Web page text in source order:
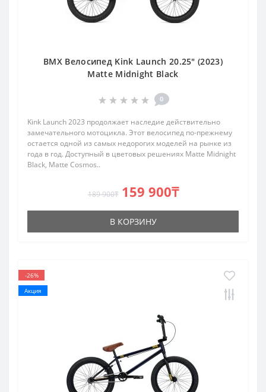
BMX Велосипед Kink Launch 20.25" (2023)
Matte Midnight Black
0
Kink Launch 2023 продолжает наследие действительно
замечательного мотоцикла. Этот велосипед по-прежнему
остается одной из самых недорогих моделей на рынке из
года в год. Доступный в цветовых решениях Matte Midnight
Black, Matte Cosmos..
189 900₸ 159 900₸
В КОРЗИНУ
-26%
Акция